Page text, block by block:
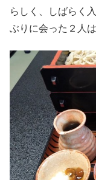
らしく、しばらく
ぶりに会った２人